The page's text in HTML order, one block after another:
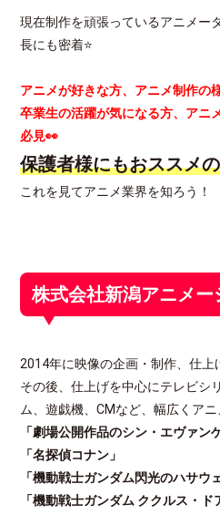
現在制作を頑張っているアニメー
長にも密着⭐
アニメが好きな方、アニメ制作の
卒業生の活躍が気になる方、アニ
必見👀
保護者様にもおススメ
これを見てアニメ業界を知ろう！
株式会社新潟アニメー
2014年に映像の企画・制作、仕上
その後、仕上げを中心にテレビシ
ム、遊戯機、CMなど、幅広くア
「劇場公開作品のシン・エヴァン
「名探偵コナン」
「機動戦士ガンダム閃光のハサウ
「機動戦士ガンダム ククルス・ド